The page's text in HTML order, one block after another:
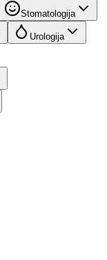
Stomatologija
Urologija